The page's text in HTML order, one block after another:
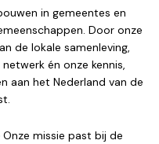
in gemeentes en
Door onze
de lokale samenleving,
én onze kennis,
aan het Nederland van de
Onze missie past bij de